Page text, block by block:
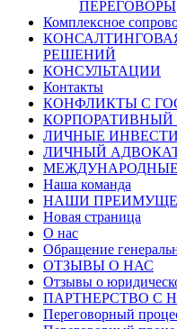
ПЕРЕГОВОРЫ
Комплексное
РЕШЕНИЙ
КОНСУЛЬТАЦИИ
Контакты
КОНФЛИКТЫ С
ЛИЧНЫЕ
ЛИЧНЫЙ
Наша команда
НАШИ
Новая страница
О нас
Обращение
ОТЗЫВЫ О НАС
Отзывы о
ПАРТНЕРСТВО С
Переговорный